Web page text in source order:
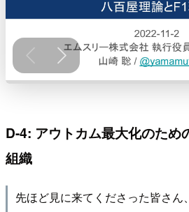
D-4: アウトカム最大化のため
組織
先ほど見に来てくださった皆さん